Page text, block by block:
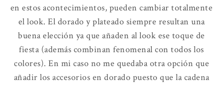
en estos acontecimientos, pueden cambiar totalmente
el look. El dorado y plateado siempre resultan una
buena elección ya que añaden al look ese toque de
fiesta (además combinan fenomenal con todos los
colores). En mi caso no me quedaba otra opción que
añadir los accesorios en dorado puesto que la cadena